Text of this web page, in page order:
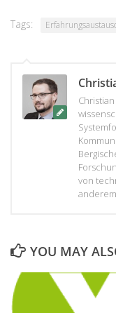
Tags:
von
YOU MAY